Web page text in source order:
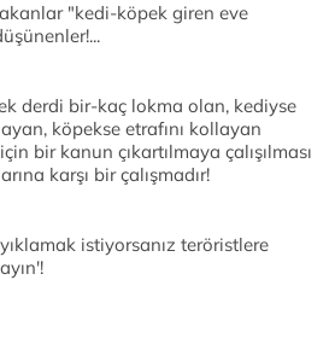
"kedi-köpek giren eve
derdi bir-kaç lokma olan, kediyse
köpekse etrafını kollayan
bir kanun çıkartılmaya çalışılması
karşı bir çalışmadır!
istiyorsanız teröristlere